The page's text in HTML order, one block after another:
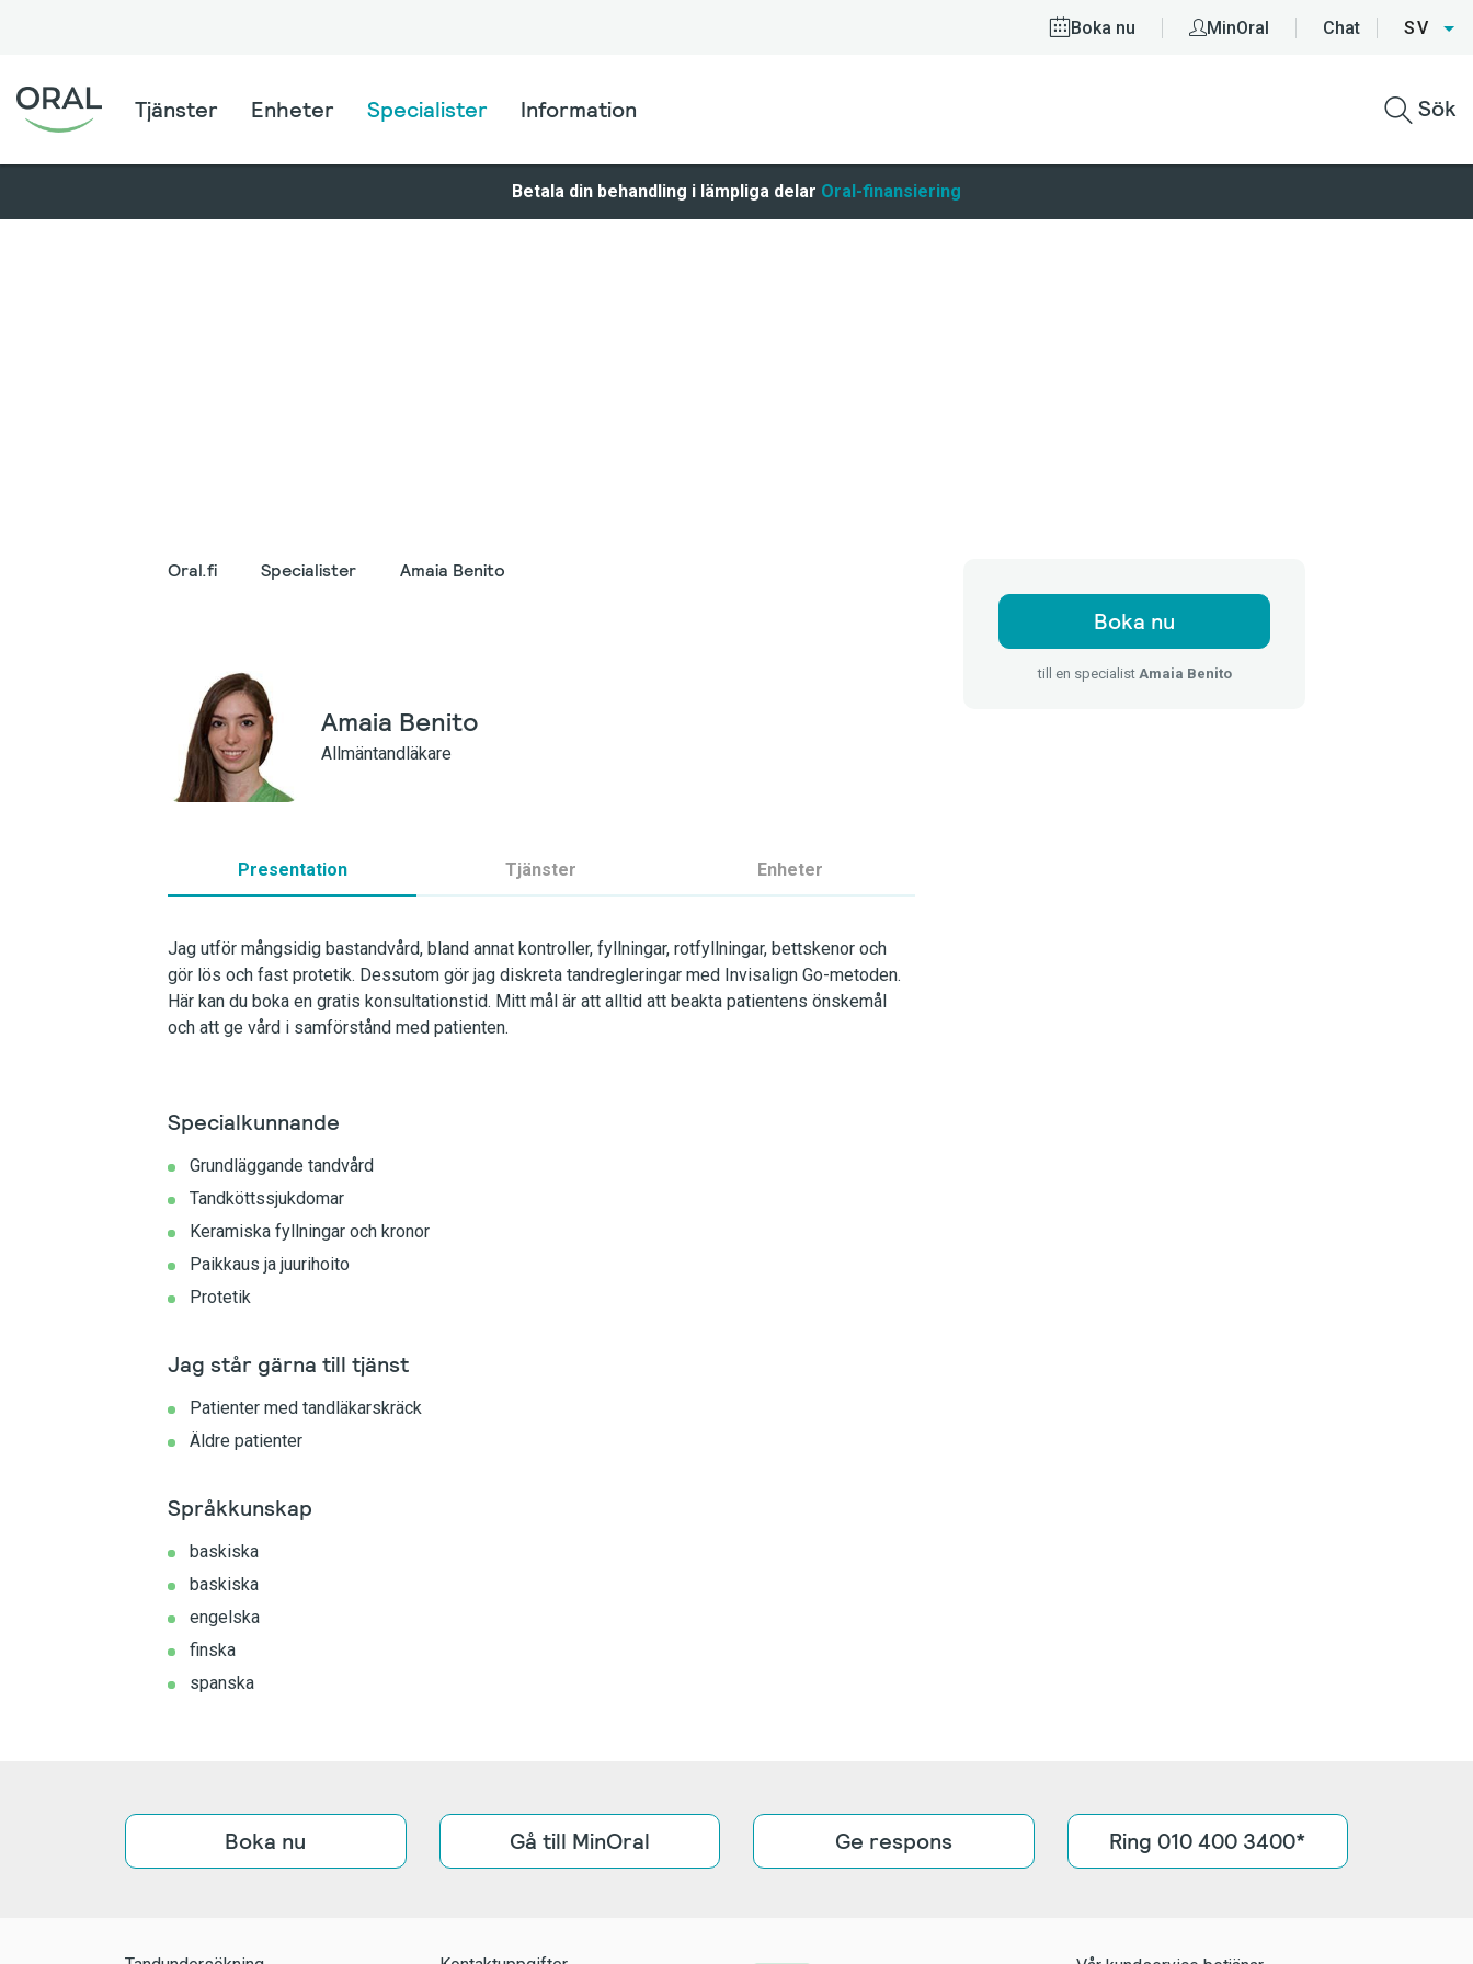
Boka nu MinOral Chat SV
Tjänster Enheter Specialister Information Sök
Betala din behandling i lämpliga delar Oral-finansiering
Boka nu
till en specialist Amaia Benito
Oral.fi Specialister Amaia Benito
Amaia Benito
Allmäntandläkare
Presentation Tjänster Enheter
Jag utför mångsidig bastandvård, bland annat kontroller, fyllningar, rotfyllningar, bettskenor och
gör lös och fast protetik. Dessutom gör jag diskreta tandregleringar med Invisalign Go-metoden.
Här kan du boka en gratis konsultationstid. Mitt mål är att alltid att beakta patientens önskemål
och att ge vård i samförstånd med patienten.
Specialkunnande
Grundläggande tandvård
Tandköttssjukdomar
Keramiska fyllningar och kronor
Paikkaus ja juurihoito
Protetik
Jag står gärna till tjänst
Patienter med tandläkarskräck
Äldre patienter
Språkkunskap
baskiska
baskiska
engelska
finska
spanska
Boka nu Gå till MinOral Ge respons Ring 010 400 3400*